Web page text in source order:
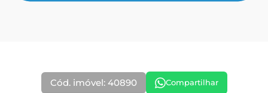
Cód. imóvel: 40890 Compartilhar